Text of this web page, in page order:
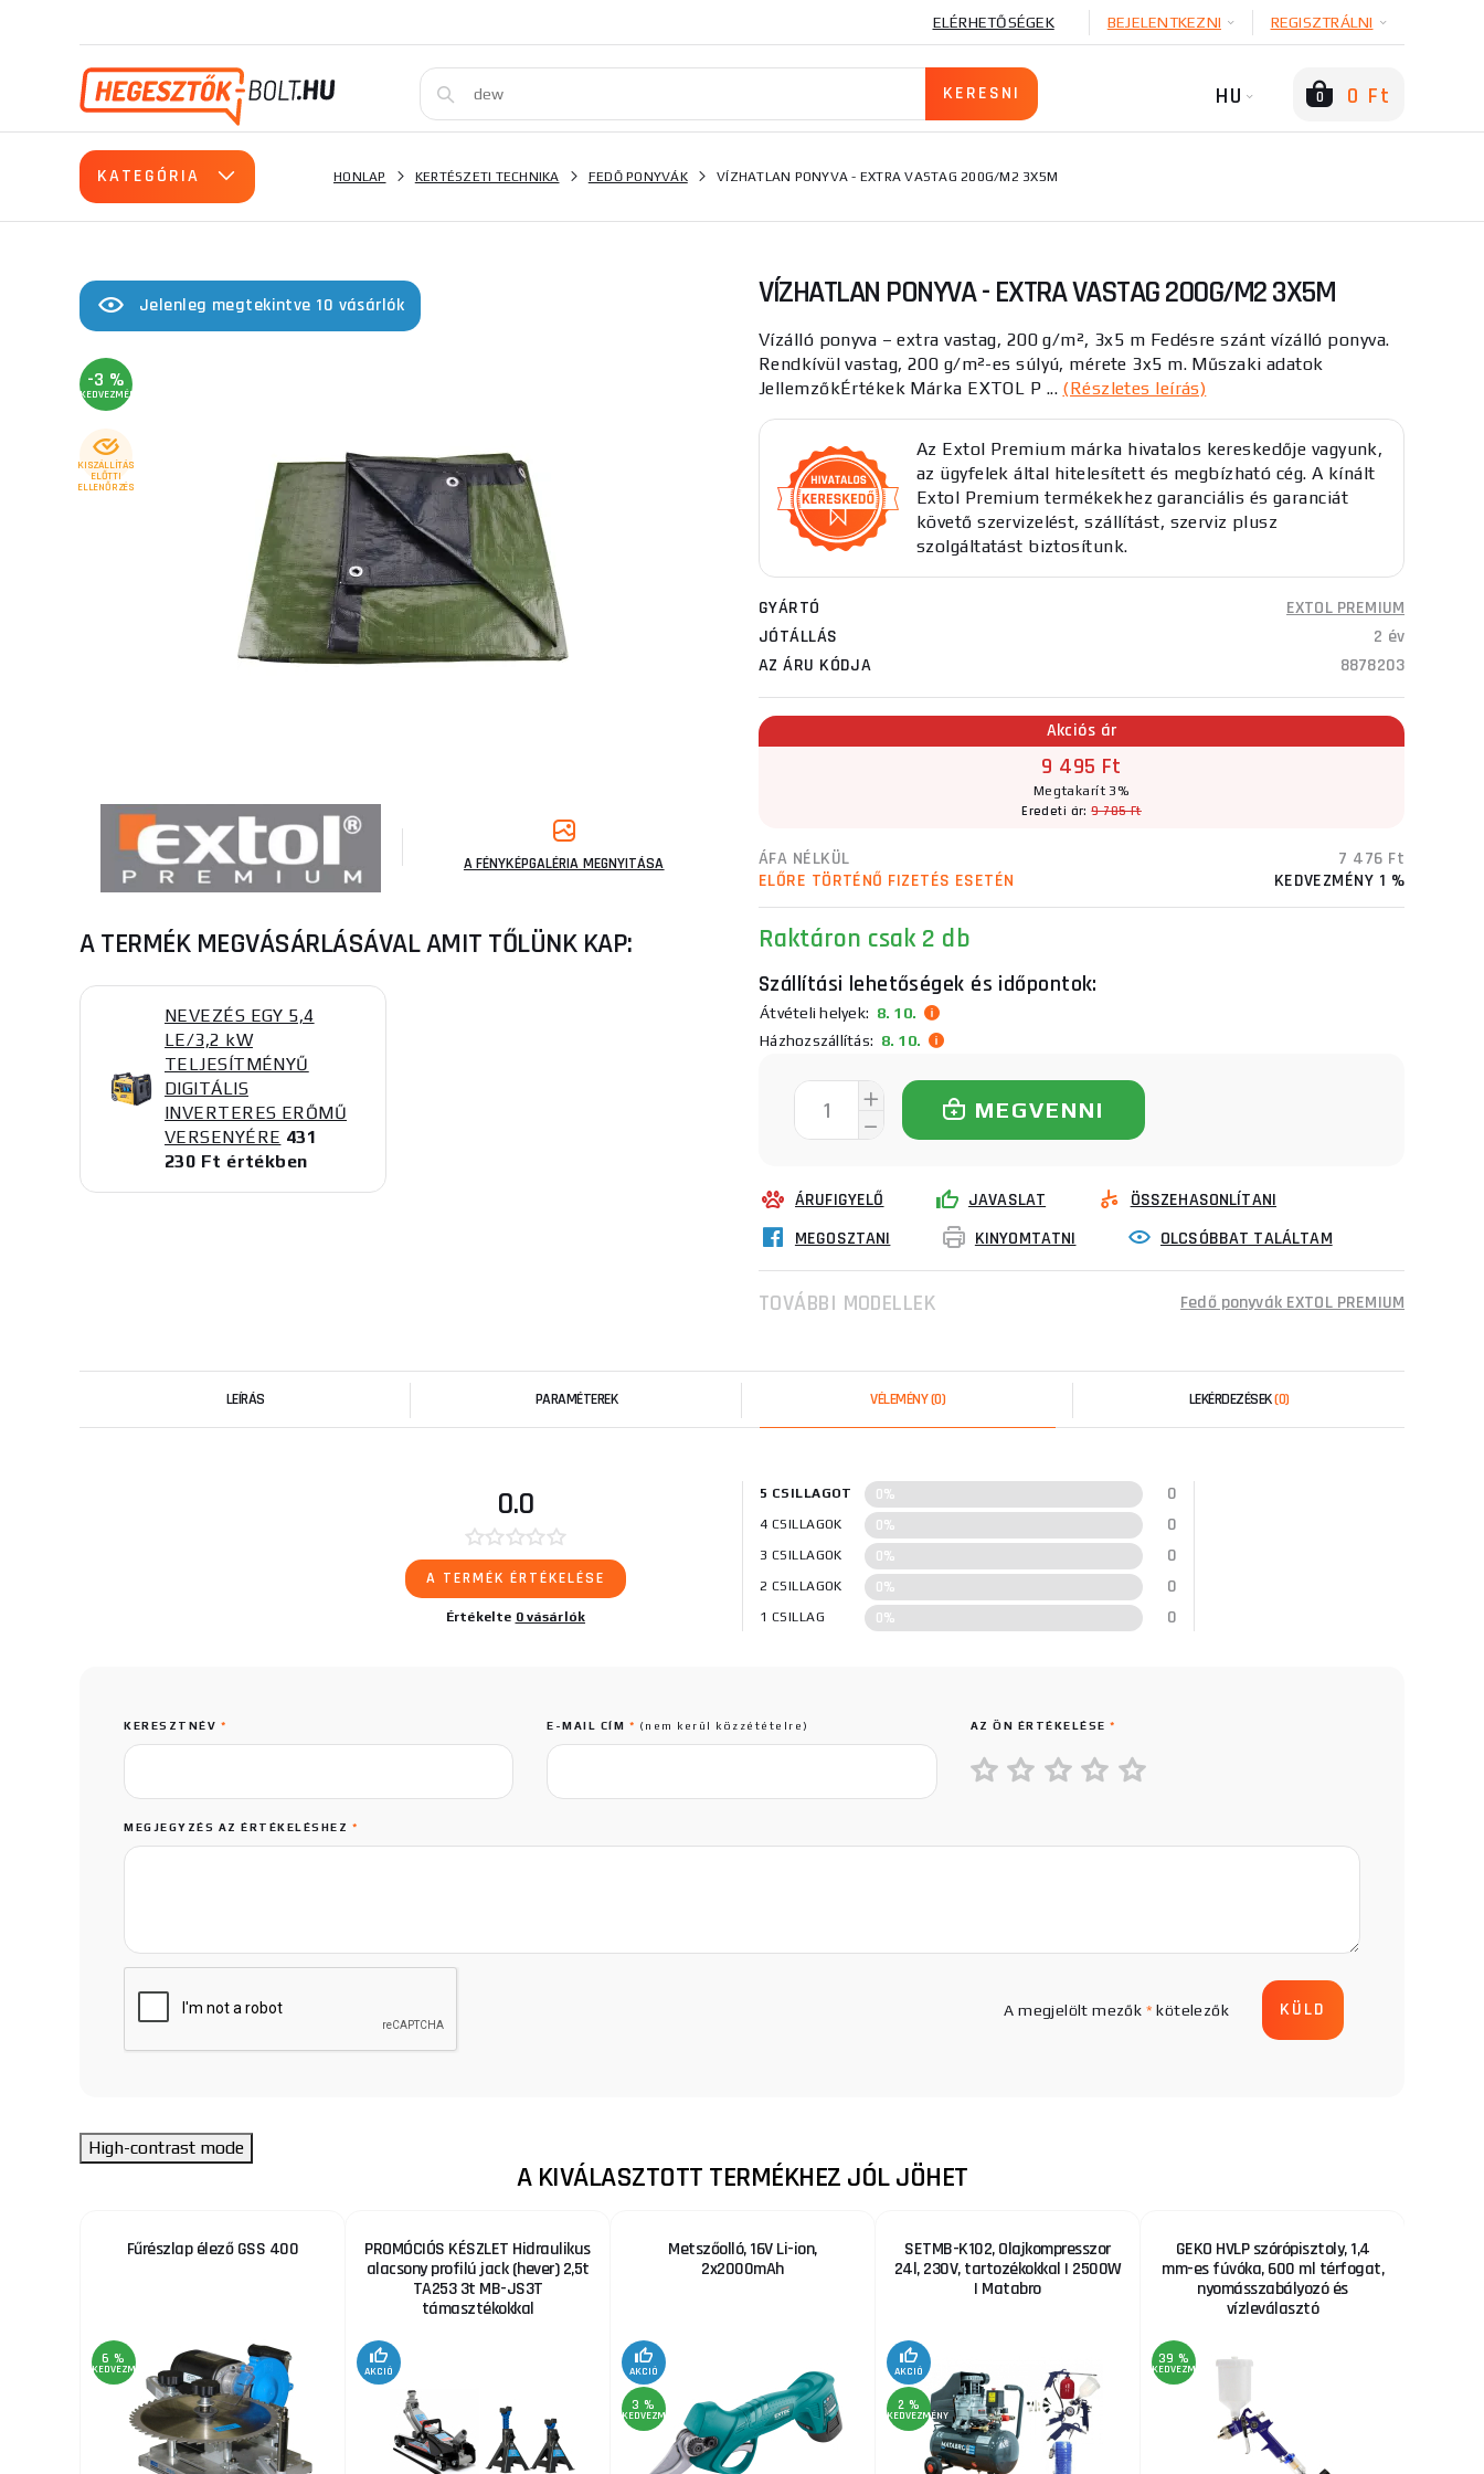
ELÉRHETŐSÉGEK BEJELENTKEZNI REGISZTRÁLNI
HU 0 0 Ft
KATEGÓRIA HONLAP KERTÉSZETI TECHNIKA FEDŐ PONYVÁK VÍZHATLAN PONYVA - EXTRA VASTAG 200G/M2 3X5M
Jelenleg megtekintve 10 vásárlók
-3 %
KEDVEZMÉNY
KISZÁLLÍTÁS
ELŐTTI
ELLENŐRZÉS
A FÉNYKÉPGALÉRIA MEGNYITÁSA
A TERMÉK MEGVÁSÁRLÁSÁVAL AMIT TŐLÜNK KAP:
NEVEZÉS EGY 5,4
LE/3,2 kW
TELJESÍTMÉNYŰ
DIGITÁLIS
INVERTERES ERŐMŰ
VERSENYÉRE 431
230 Ft értékben
VÍZHATLAN PONYVA - EXTRA VASTAG 200G/M2 3X5M
Vízálló ponyva – extra vastag, 200 g/m², 3x5 m Fedésre szánt vízálló ponyva.
Rendkívül vastag, 200 g/m²-es súlyú, mérete 3x5 m. Műszaki adatok
JellemzőkÉrtékek Márka EXTOL P ... (Részletes leírás)
Az Extol Premium márka hivatalos kereskedője vagyunk,
az ügyfelek által hitelesített és megbízható cég. A kínált
Extol Premium termékekhez garanciális és garanciát
követő szervizelést, szállítást, szerviz plusz
szolgáltatást biztosítunk.
GYÁRTÓ
EXTOL PREMIUM
JÓTÁLLÁS
2 év
AZ ÁRU KÓDJA
8878203
Akciós ár
9 495 Ft
Megtakarít 3%
Eredeti ár:9 785 Ft
ÁFA NÉLKÜL
7 476 Ft
ELŐRE TÖRTÉNŐ FIZETÉS ESETÉN
KEDVEZMÉNY 1 %
Raktáron csak 2 db
Szállítási lehetőségek és időpontok:
Átvételi helyek: 8. 10.
Házhozszállítás: 8. 10.
MEGVENNI
ÁRUFIGYELŐ JAVASLAT
ÖSSZEHASONLÍTANI
MEGOSZTANI
KINYOMTATNI OLCSÓBBAT TALÁLTAM
TOVÁBBI MODELLEK Fedő ponyvák EXTOL PREMIUM
LEÍRÁS PARAMÉTEREK VÉLEMÉNY(0) LEKÉRDEZÉSEK(0)
0.0
A TERMÉK ÉRTÉKELÉSE
Értékelte 0 vásárlók
5 CSILLAGOT 0% 0
4 CSILLAGOK 0% 0
3 CSILLAGOK 0% 0
2 CSILLAGOK 0% 0
1 CSILLAG 0% 0
KERESZTNÉV * E-MAIL CÍM * (nem kerül közzétételre) AZ ÖN ÉRTÉKELÉSE*
MEGJEGYZÉS AZ ÉRTÉKELÉSHEZ *
A megjelölt mezők * kötelezők
High-contrast mode
A KIVÁLASZTOTT TERMÉKHEZ JÓL JÖHET
Fűrészlap élező GSS 400
6 %
KEDVEZMÉNY
PROMÓCIÓS KÉSZLET Hidraulikus
alacsony profilú jack (hever) 2,5t
TA253 3t MB-JS3T
támasztékokkal
AKCIÓ
Metszőolló, 16V Li-ion,
2x2000mAh
AKCIÓ
3 %
KEDVEZMÉNY
SETMB-K102, Olajkompresszor
24l, 230V, tartozékokkal | 2500W
| Matabro
AKCIÓ
2 %
KEDVEZMÉNY
GEKO HVLP szórópisztoly, 1,4
mm-es fúvóka, 600 ml térfogat,
nyomásszabályozó és
vízleválasztó
39 %
KEDVEZMÉNY